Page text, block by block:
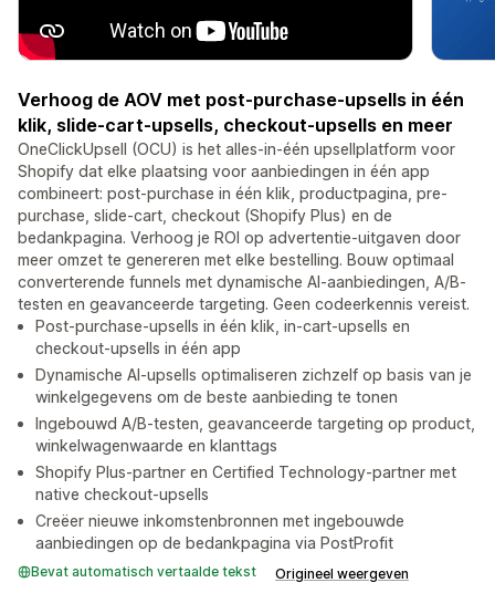
Verhoog de AOV met post-purchase-upsells in één
klik, slide-cart-upsells, checkout-upsells en meer
OneClickUpsell (OCU) is het alles-in-één upsellplatform voor
Shopify dat elke plaatsing voor aanbiedingen in één app
combineert: post-purchase in één klik, productpagina, pre-
purchase, slide-cart, checkout (Shopify Plus) en de
bedankpagina. Verhoog je ROI op advertentie-uitgaven door
meer omzet te genereren met elke bestelling. Bouw optimaal
converterende funnels met dynamische AI-aanbiedingen, A/B-
testen en geavanceerde targeting. Geen codeerkennis vereist.
Post-purchase-upsells in één klik, in-cart-upsells en
checkout-upsells in één app
Dynamische AI-upsells optimaliseren zichzelf op basis van je
winkelgegevens om de beste aanbieding te tonen
Ingebouwd A/B-testen, geavanceerde targeting op product,
winkelwagenwaarde en klanttags
Shopify Plus-partner en Certified Technology-partner met
native checkout-upsells
Creëer nieuwe inkomstenbronnen met ingebouwde
aanbiedingen op de bedankpagina via PostProfit
Bevat automatisch vertaalde tekst Origineel weergeven